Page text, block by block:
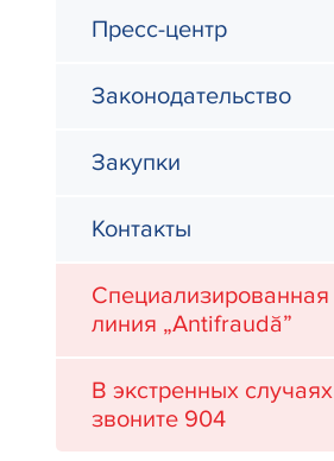
Пресс-центр
Законодательство
Закупки
Контакты
Специализированная
линия „Antifraudă”
В экстренных случаях
звоните 904